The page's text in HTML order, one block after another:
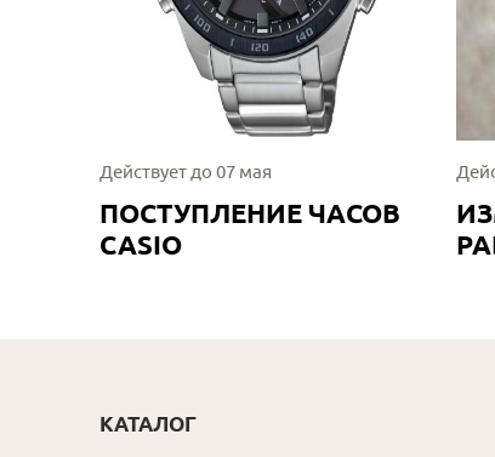
Действует до 07 мая
ПОСТУПЛЕНИЕ ЧАСОВ
CASIO
КАТАЛОГ